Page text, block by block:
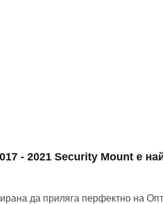
- 2021 Security Mount е
да приляга перфектно на